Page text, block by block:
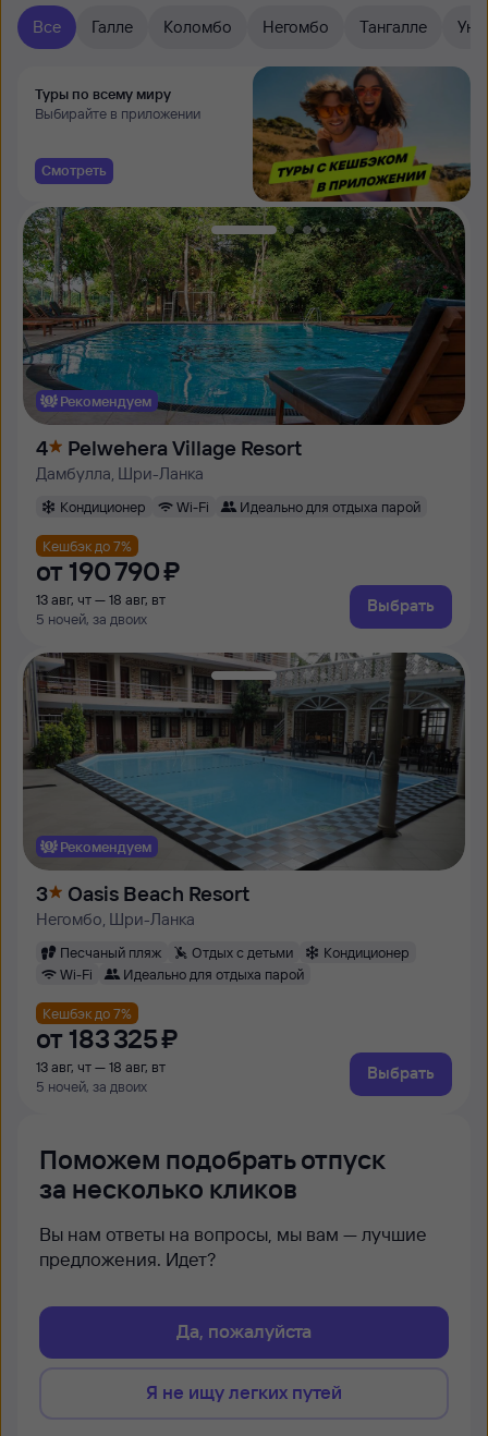
Все Галле Коломбо Негомбо Тангалле
Туры по всему миру
Выбирайте в приложении
Смотреть
Рекомендуем
4 Pelwehera Village Resort
Дамбулла, Шри-Ланка
Кондиционер Wi-Fi Идеально для отдыха парой
Кешбэк до 7%
от 190 ⁠790 ⁠₽
13 авг, чт — 18 авг, вт
5 ночей, за двоих
Выбрать
Рекомендуем
3 Oasis Beach Resort
Негомбо, Шри-Ланка
Песчаный пляж Отдых с детьми
Кондиционер
Wi-Fi
Идеально для отдыха парой
Кешбэк до 7%
от 183 ⁠325 ⁠₽
13 авг, чт — 18 авг, вт
5 ночей, за двоих
Выбрать
Поможем подобрать отпуск
за несколько кликов
Вы нам ответы на вопросы, мы вам — лучшие
предложения. Идет?
Да, пожалуйста
Я не ищу легких путей